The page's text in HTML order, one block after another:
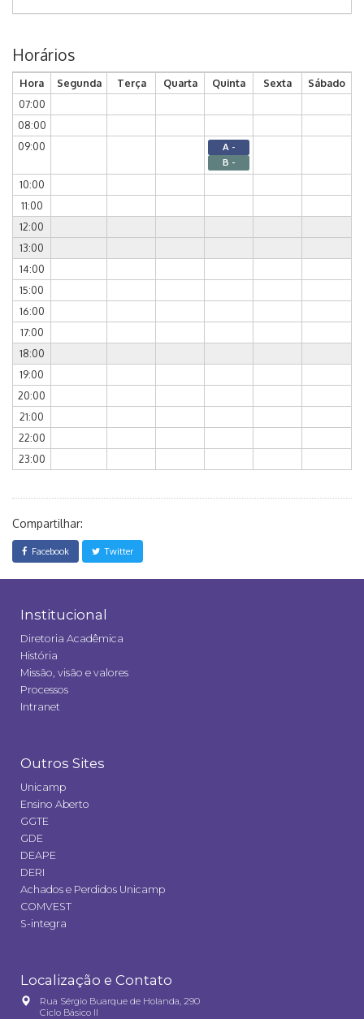
Horários
Hora Segunda Terça Quarta Quinta Sexta
Sábado
07:00
08:00
09:00
A -
B -
10:00
11:00
12:00
13:00
14:00
15:00
16:00
17:00
18:00
19:00
20:00
21:00
22:00
23:00
Compartilhar:
Facebook Twitter
Institucional
Diretoria Acadêmica
História
Missão, visão e valores
Processos
Intranet
Outros Sites
Unicamp
Ensino Aberto
GGTE
GDE
DEAPE
DERI
Achados e Perdidos Unicamp
COMVEST
S-integra
Localização e Contato
Rua Sérgio Buarque de Holanda, 290
Ciclo Básico II